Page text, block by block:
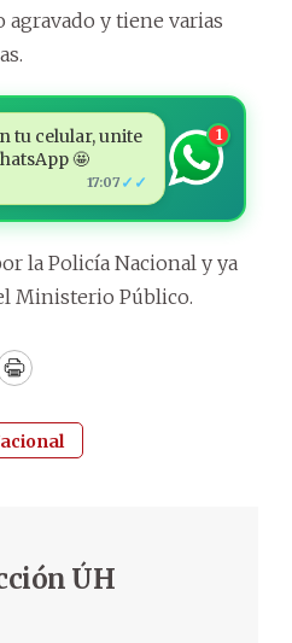
y tiene varias
tu celular, unite
🤩
17:07 ✓✓
1
la Policía Nacional y ya
Ministerio Público.
Print
ÚH